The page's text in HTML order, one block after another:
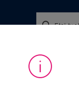
hinnat. Tarvitsetko